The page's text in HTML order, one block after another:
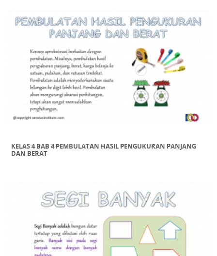
KELAS 4 BAB 4 PEMBULATAN HASIL PENGUKURAN PANJANG
DAN BERAT